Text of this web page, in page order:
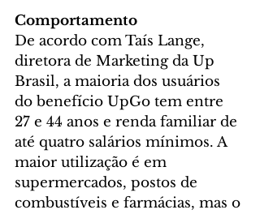
Comportamento
De acordo com Taís Lange,
diretora de Marketing da Up
Brasil, a maioria dos usuários
do benefício UpGo tem entre
27 e 44 anos e renda familiar de
até quatro salários mínimos. A
maior utilização é em
supermercados, postos de
combustíveis e farmácias, mas o